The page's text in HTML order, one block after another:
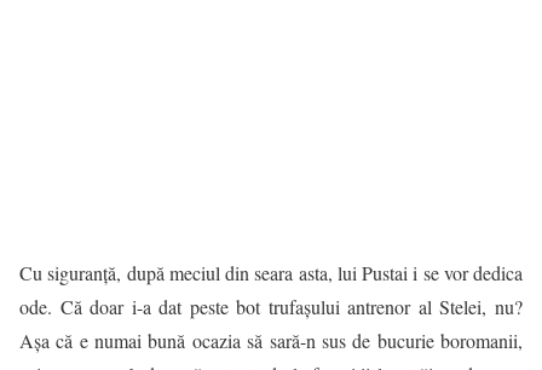
Cu siguranță, după meciul din seara asta, lui Pustai i se vor dedica
ode. Că doar i-a dat peste bot trufașului antrenor al Stelei, nu?
Așa că e numai bună ocazia să sară-n sus de bucurie boromanii,